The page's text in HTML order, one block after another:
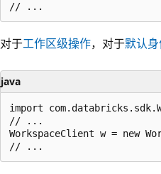
对于工作区级操作，对于默认
java
import
// ...
WorkspaceClient w = new